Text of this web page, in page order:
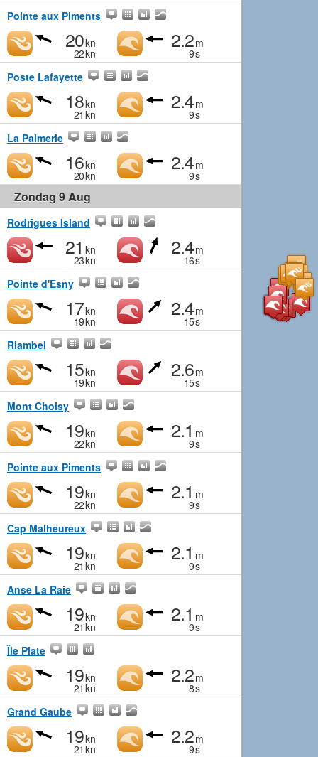
Pointe aux Piments
20kn
22kn
2.2m
9s
Poste Lafayette
18kn
21 kn
2.4m
9s
La Palmerie
16kn
20kn
2.4m
9s
Zondag 9 Aug
Rodrigues Island
21 kn
23kn
2.4m
16s
Pointe d'Esny
17kn
19kn
2.4m
15s
Riambel
15kn
19kn
2.6m
15s
Mont Choisy
19kn
22kn
2.1 m
9s
Pointe aux Piments
19kn
22kn
2.1 m
9s
Cap Malheureux
19kn
21 kn
2.1 m
9s
Anse La Raie
19kn
21 kn
2.1 m
9s
Île Plate
19kn
21 kn
2.2m
8s
Grand Gaube
19kn
21 kn
2.2m
9s